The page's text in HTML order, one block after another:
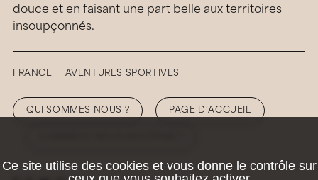
douce et en faisant une part belle aux territoires
insoupçonnés.
FRANCE AVENTURES SPORTIVES
QUI SOMMES NOUS ? PAGE D’ACCUEIL
Ce site utilise des cookies et vous donne le contrôle sur